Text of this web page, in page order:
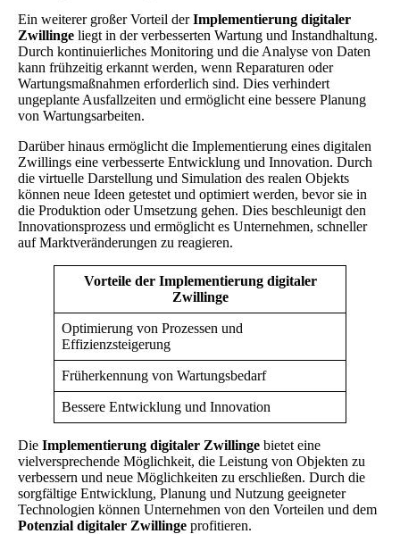
Ein weiterer großer Vorteil derImplementierung digitaler
Zwillinge liegt in der verbesserten Wartung und Instandhaltung.
Durch kontinuierliches Monitoring und die Analyse von Daten
kann frühzeitig erkannt werden, wenn Reparaturen oder
Wartungsmaßnahmen erforderlich sind. Dies verhindert
ungeplante Ausfallzeiten und ermöglicht eine bessere Planung
von Wartungsarbeiten.
Darüber hinaus ermöglicht die Implementierung eines digitalen
Zwillings eine verbesserte Entwicklung und Innovation. Durch
die virtuelle Darstellung und Simulation des realen Objekts
können neue Ideen getestet und optimiert werden, bevor sie in
die Produktion oder Umsetzung gehen. Dies beschleunigt den
Innovationsprozess und ermöglicht es Unternehmen, schneller
auf Marktveränderungen zu reagieren.
Vorteile der Implementierung digitaler
Zwillinge
Optimierung von Prozessen und
Effizienzsteigerung
Früherkennung von Wartungsbedarf
Bessere Entwicklung und Innovation
Die Implementierung digitaler Zwillinge bietet eine
vielversprechende Möglichkeit, die Leistung von Objekten zu
verbessern und neue Möglichkeiten zu erschließen. Durch die
sorgfältige Entwicklung, Planung und Nutzung geeigneter
Technologien können Unternehmen von den Vorteilen und dem
Potenzial digitaler Zwillinge profitieren.